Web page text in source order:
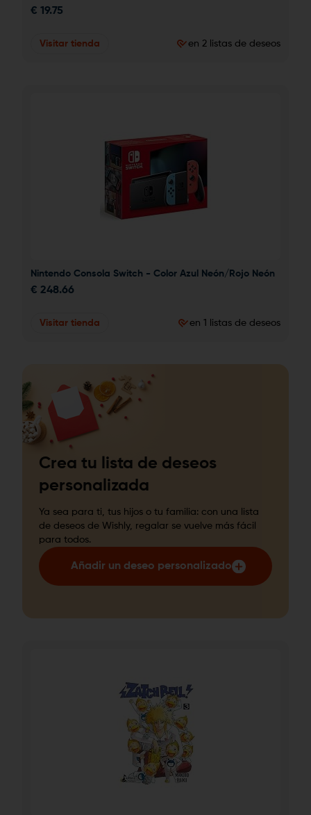
€ 19.75
Visitar tienda en 2 listas de deseos
Nintendo Consola Switch - Color Azul Neón/Rojo Neón
€ 248.66
Visitar tienda en 1 listas de deseos
Crea tu lista de deseos
personalizada
Ya sea para ti, tus hijos o tu familia: con una lista
de deseos de Wishly, regalar se vuelve más fácil
para todos.
Añadir un deseo personalizado